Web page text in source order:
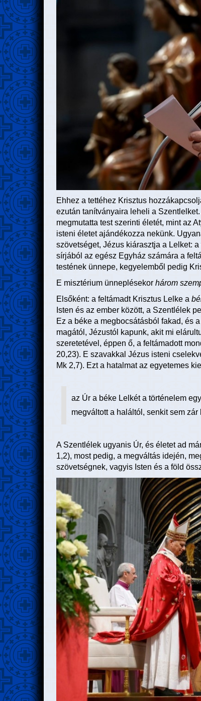
Ehhez a tettéhez Krisztus
ezután tanítványaira leheli a
megmutatta test szerinti életét, mint az
isteni életet ajándékozza nekünk.
szövetséget, Jézus kiárasztja a Lelket:
sírjából az egész Egyház számára a
testének ünnepe, kegyelemből pedig
E misztérium ünneplésekor három
Elsőként: a feltámadt Krisztus Lelke a
Isten és az ember között, a Szentlélek
Ez a béke a megbocsátásból fakad, és
magától, Jézustól kapunk, akit mi
szeretetével, éppen ő, a feltámadott
20,23). E szavakkal Jézus isteni
Mk 2,7). Ezt a hatalmat az egyetemes
az Úr a béke Lelkét a történelem
megváltott a haláltól, senkit sem zár
A Szentlélek ugyanis Úr, és életet ad
1,2), most pedig, a megváltás idején,
szövetségnek, vagyis Isten és a föld